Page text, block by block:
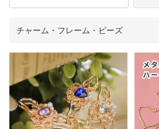
チャーム・フレーム・ビーズ